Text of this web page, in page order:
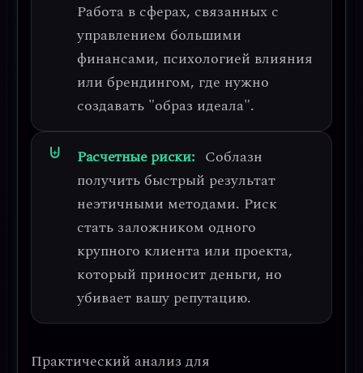
Работа в сферах, связанных с
управлением большими
финансами, психологией влияния
или брендингом, где нужно
создавать "образ идеала".
Расчетные риски: Соблазн
получить быстрый результат
неэтичными методами. Риск
стать заложником одного
крупного клиента или проекта,
который приносит деньги, но
убивает вашу репутацию.
Практический анализ для